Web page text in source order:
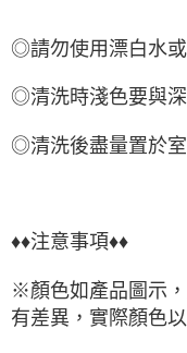
◎請勿使用漂白水
◎清洗時淺色要與
◎清洗後盡量置於
♦♦注意事項♦♦
※顏色如產品圖示
有差異，實際顏色